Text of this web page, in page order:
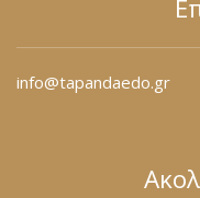
info@tapandaedo.gr
Πουκαμίσες
Φόρμες